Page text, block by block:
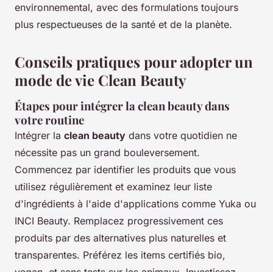
environnemental, avec des formulations toujours
plus respectueuses de la santé et de la planète.
Conseils pratiques pour adopter un
mode de vie Clean Beauty
Étapes pour intégrer la clean beauty dans
votre routine
Intégrer la clean beauty dans votre quotidien ne
nécessite pas un grand bouleversement.
Commencez par identifier les produits que vous
utilisez régulièrement et examinez leur liste
d'ingrédients à l'aide d'applications comme Yuka ou
INCI Beauty. Remplacez progressivement ces
produits par des alternatives plus naturelles et
transparentes. Préférez les items certifiés bio,